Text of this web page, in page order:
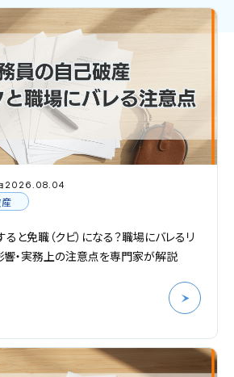
2026.08.04
と免職（クビ）になる？職場にバレるリ
・実務上の注意点を専門家が解説